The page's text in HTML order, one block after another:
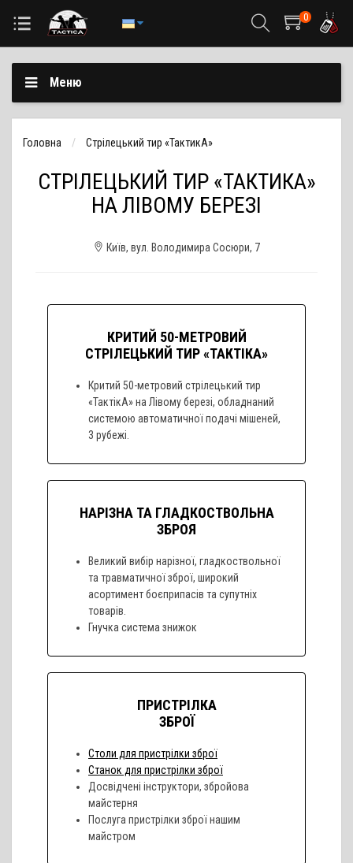
0
Меню
Головна Стрілецький тир «ТактикА»
СТРІЛЕЦЬКИЙ ТИР «ТАКТИКА»
НА ЛІВОМУ БЕРЕЗІ
Київ, вул. Володимира Сосюри, 7
КРИТИЙ 50-МЕТРОВИЙ
СТРІЛЕЦЬКИЙ ТИР «ТАКТІКА»
Критий 50-метровий стрілецький тир
«ТактікА» на Лівому березі, обладнаний
системою автоматичної подачі мішеней,
3 рубежі.
НАРІЗНА ТА ГЛАДКОСТВОЛЬНА
ЗБРОЯ
Великий вибір нарізної, гладкоствольної
та травматичної зброї, широкий
асортимент боєприпасів та супутніх
товарів.
Гнучка система знижок
ПРИСТРІЛКА
ЗБРОЇ
Столи для пристрілки зброї
Станок для пристрілки зброї
Досвідчені інструктори, збройова
майстерня
Послуга пристрілки зброї нашим
майстром